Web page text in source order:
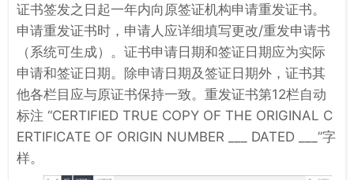
证书签发之日起一年内向原签证机构申请重发证书。
申请重发证书时，申请人应详细填写更改/重发申请书
（系统可生成）。证书申请日期和签证日期应为实际
申请和签证日期。除申请日期及签证日期外，证书其
他各栏目应与原证书保持一致。重发证书第12栏自动
标注 “CERTIFIED TRUE COPY OF THE ORIGINAL C
ERTIFICATE OF ORIGIN NUMBER ___ DATED ___”字
样。